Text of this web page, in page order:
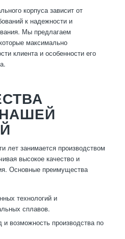
корпуса зависит от
к надежности и
Мы предлагаем
максимально
клиента и особенности его
лет занимается производством
высокое качество и
Основные преимущества
технологий и
сплавов.
возможность производства по